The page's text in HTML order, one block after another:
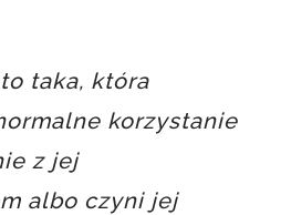
taka, która
korzystanie
z jej
albo czyni jej